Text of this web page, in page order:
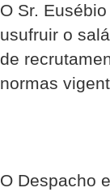
O Sr.
usufruir o
de
normas
O Despacho